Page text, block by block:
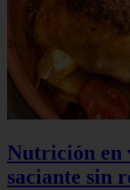
Nutrición en
saciante sin